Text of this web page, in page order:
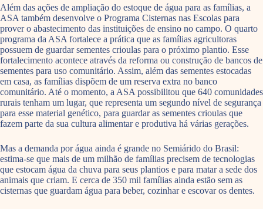
Além das ações de ampliação do estoque de água para as famílias, a
ASA também desenvolve o Programa Cisternas nas Escolas para
prover o abastecimento das instituições de ensino no campo. O quarto
programa da ASA fortalece a prática que as famílias agricultoras
possuem de guardar sementes crioulas para o próximo plantio. Esse
fortalecimento acontece através da reforma ou construção de bancos de
sementes para uso comunitário. Assim, além das sementes estocadas
em casa, as famílias dispõem de um reserva extra no banco
comunitário. Até o momento, a ASA possibilitou que 640 comunidades
rurais tenham um lugar, que representa um segundo nível de segurança
para esse material genético, para guardar as sementes crioulas que
fazem parte da sua cultura alimentar e produtiva há várias gerações.
Mas a demanda por água ainda é grande no Semiárido do Brasil:
estima-se que mais de um milhão de famílias precisem de tecnologias
que estocam água da chuva para seus plantios e para matar a sede dos
animais que criam. E cerca de 350 mil famílias ainda estão sem as
cisternas que guardam água para beber, cozinhar e escovar os dentes.